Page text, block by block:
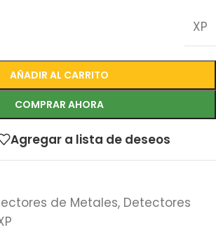
XP
AÑADIR AL CARRITO
COMPRAR AHORA
Agregar a lista de deseos
de Metales, Detectores